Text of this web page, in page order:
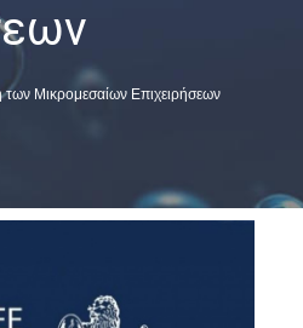
των Μικρομεσαίων Επιχειρήσεων